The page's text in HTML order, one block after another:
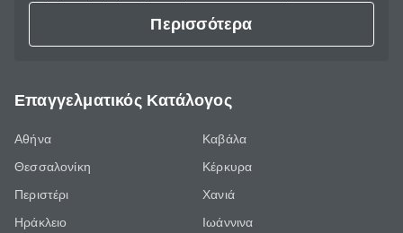
Περισσότερα
Επαγγελματικός Κατάλογος
Αθήνα
Θεσσαλονίκη
Περιστέρι
Ηράκλειο
Καβάλα
Κέρκυρα
Χανιά
Ιωάννινα